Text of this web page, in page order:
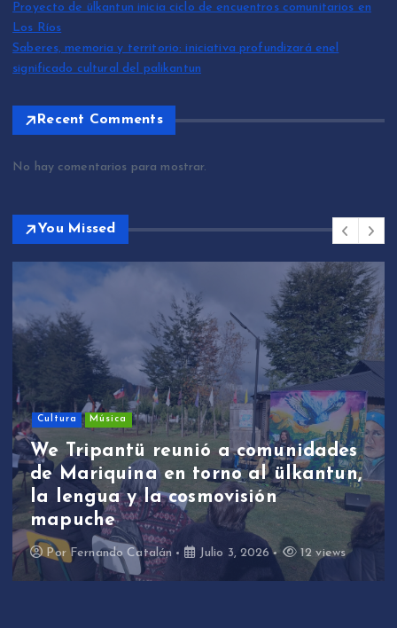
Proyecto de ülkantun inicia ciclo de encuentros comunitarios en
Los Ríos
Saberes, memoria y territorio: iniciativa profundizará enel
significado cultural del palikantun
Recent Comments
No hay comentarios para mostrar.
You Missed
Sin categoría
We Tripantü y ülkantun:
estudiantes de Mariquina
participaron en primera jornada
de revitalización lingüística a
través de la música
Por Fernando Catalán Junio 17, 2026 11 views